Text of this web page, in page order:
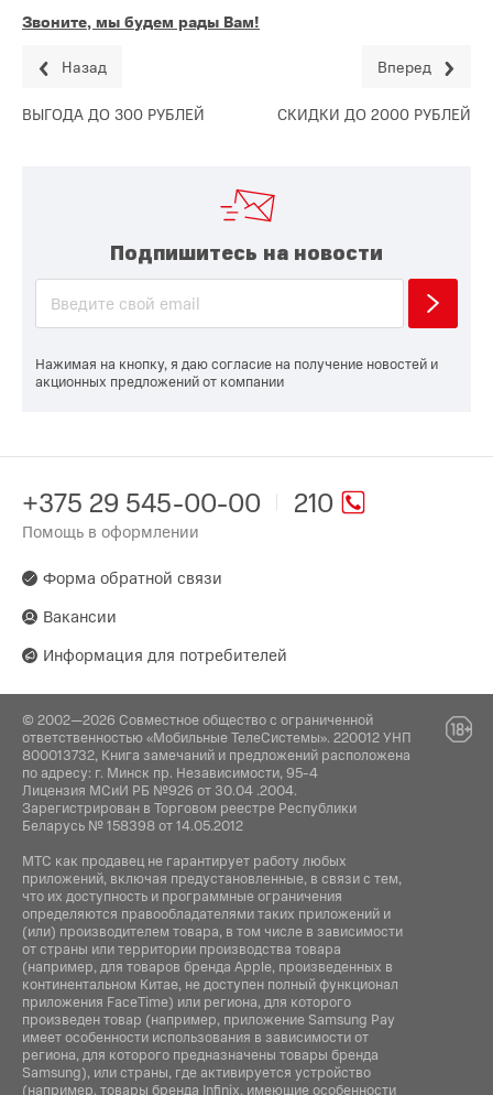
Звоните, мы будем рады Вам!
Назад
ВЫГОДА ДО 300 РУБЛЕЙ
Вперед
СКИДКИ ДО 2000 РУБЛЕЙ
Подпишитесь на новости
Нажимая на кнопку, я даю согласие на получение новостей и
акционных предложений от компании
210
+375 29 545-00-00
Помощь в оформлении
Форма обратной связи
Вакансии
Информация для потребителей
© 2002—2026 Совместное общество с ограниченной
ответственностью «Мобильные ТелеСистемы». 220012 УНП
800013732, Книга замечаний и предложений расположена
по адресу: г. Минск пр. Независимости, 95-4
Лицензия МСиИ РБ №926 от 30.04 .2004.
Зарегистрирован в Торговом реестре Республики
Беларусь № 158398 от 14.05.2012
МТС как продавец не гарантирует работу любых
приложений, включая предустановленные, в связи с тем,
что их доступность и программные ограничения
определяются правообладателями таких приложений и
(или) производителем товара, в том числе в зависимости
от страны или территории производства товара
(например, для товаров бренда Apple, произведенных в
континентальном Китае, не доступен полный функционал
приложения FaceTime) или региона, для которого
произведен товар (например, приложение Samsung Pay
имеет особенности использования в зависимости от
региона, для которого предназначены товары бренда
Samsung), или страны, где активируется устройство
(например, товары бренда Infiniх, имеющие особенности